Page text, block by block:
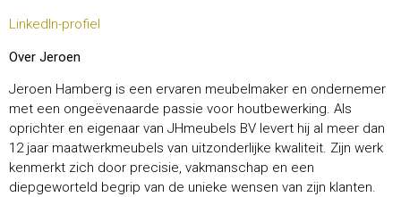
LinkedIn-profiel
Over Jeroen
Jeroen Hamberg is een ervaren meubelmaker en ondernemer
met een ongeëvenaarde passie voor houtbewerking. Als
oprichter en eigenaar van JHmeubels BV levert hij al meer dan
12 jaar maatwerkmeubels van uitzonderlijke kwaliteit. Zijn werk
kenmerkt zich door precisie, vakmanschap en een
diepgeworteld begrip van de unieke wensen van zijn klanten.